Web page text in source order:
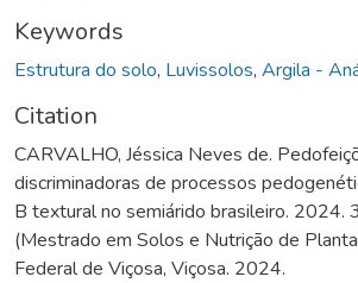
Keywords
Estrutura do solo, Luvissolos, Argila -
Citation
CARVALHO, Jéssica Neves de.
discriminadoras de processos
B textural no semiárido brasileiro. 2024.
(Mestrado em Solos e Nutrição de
Federal de Viçosa, Viçosa. 2024.